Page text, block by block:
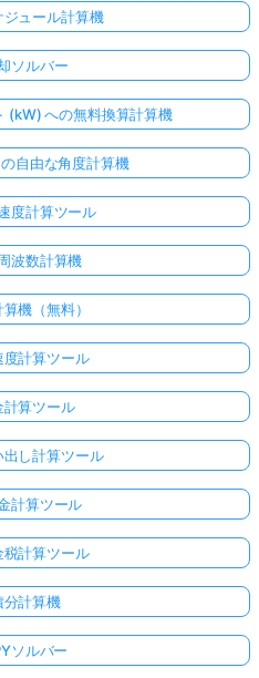
ュール計算機
ソルバー
(kW) への無料換算計算機
自由な角度計算機
度計算ツール
波数計算機
機（無料）
計算ツール
計算ツール
し計算ツール
計算ツール
計算ツール
分計算機
ソルバー